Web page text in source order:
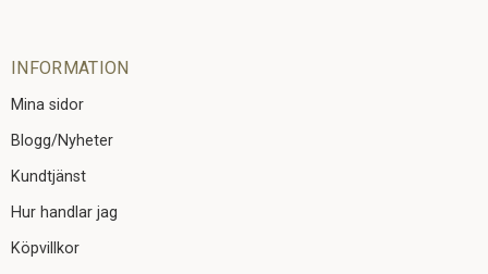
INFORMATION
Mina sidor
Blogg/Nyheter
Kundtjänst
Hur handlar jag
Köpvillkor